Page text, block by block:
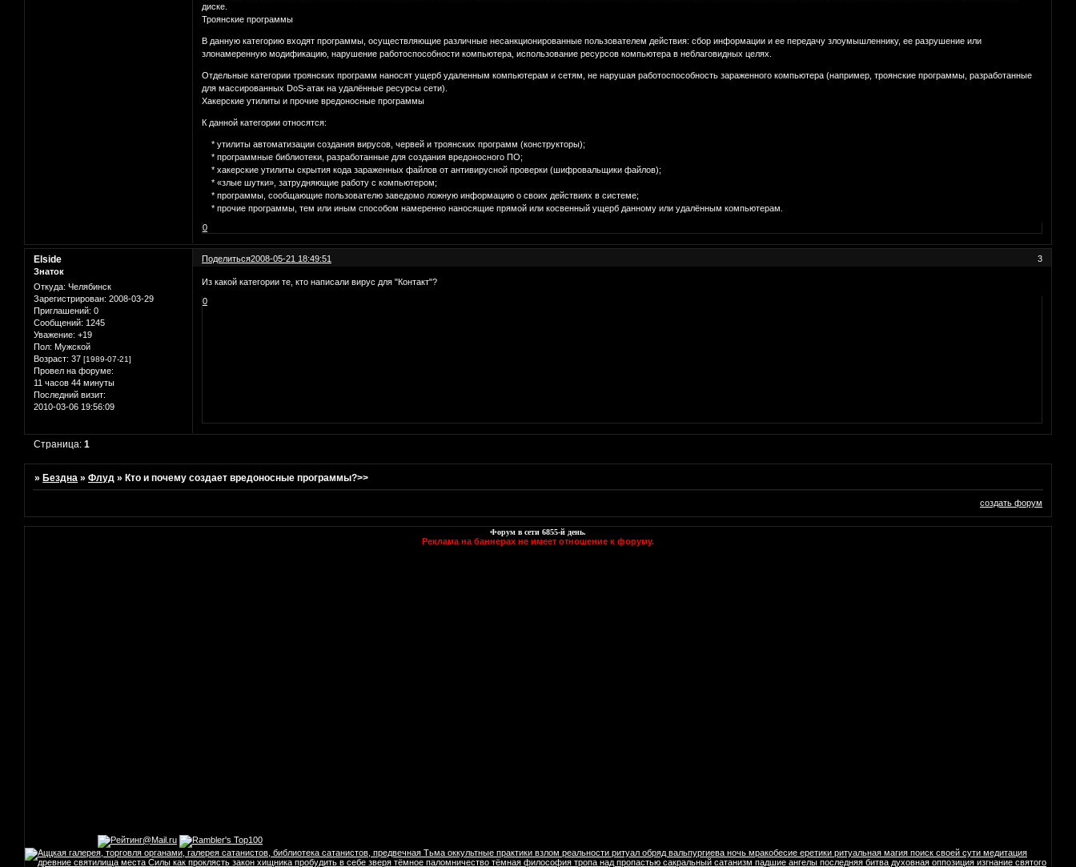
диске.
Троянские программы
В данную категорию входят программы, осуществляющие различные несанкционированные пользователем действия: сбор информации и ее передачу злоумышленнику, ее разрушение или
злонамеренную модификацию, нарушение работоспособности компьютера, использование ресурсов компьютера в неблаговидных целях.
Отдельные категории троянских программ наносят ущерб удаленным компьютерам и сетям, не нарушая работоспособность зараженного компьютера (например, троянские программы, разработанные
для массированных DoS-атак на удалённые ресурсы сети).
Хакерские утилиты и прочие вредоносные программы
К данной категории относятся:
* утилиты автоматизации создания вирусов, червей и троянских программ (конструкторы);
* программные библиотеки, разработанные для создания вредоносного ПО;
* хакерские утилиты скрытия кода зараженных файлов от антивирусной проверки (шифровальщики файлов);
* «злые шутки», затрудняющие работу с компьютером;
* программы, сообщающие пользователю заведомо ложную информацию о своих действиях в системе;
* прочие программы, тем или иным способом намеренно наносящие прямой или косвенный ущерб данному или удалённым компьютерам.
0
Поделиться 3
2008-05-21 18:49:51
Elside
Знаток
Откуда: Челябинск
Зарегистрирован: 2008-03-29
Приглашений: 0
Сообщений: 1245
Уважение: +19
Пол: Мужской
Возраст: 37 [1989-07-21]
Провел на форуме:
11 часов 44 минуты
Последний визит:
2010-03-06 19:56:09
Из какой категории те, кто написали вирус для "Контакт"?
0
Страница:1
»Бездна »Флуд »Кто и почему создает вредоносные программы?>>
создать форум
Форум в сети 6855-й день.
Реклама на баннерах не имеет отношение к форуму.